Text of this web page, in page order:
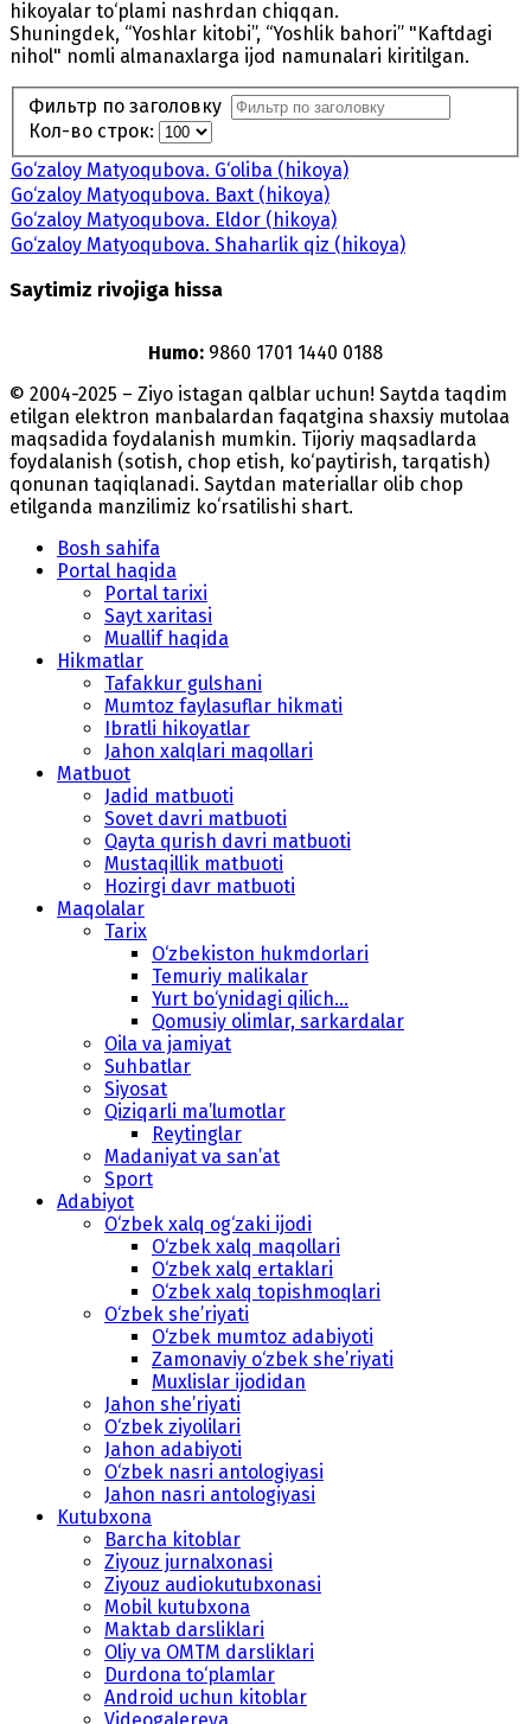
hikoyalar to‘plami nashrdan chiqqan.
Shuningdek, “Yoshlar kitobi”, “Yoshlik bahori” "Kaftdagi
nihol" nomli almanaxlarga ijod namunalari kiritilgan.
Фильтр по заголовку
Кол-во строк:
Go‘zaloy Matyoqubova. G‘oliba (hikoya)
Go‘zaloy Matyoqubova. Baxt (hikoya)
Go‘zaloy Matyoqubova. Eldor (hikoya)
Go‘zaloy Matyoqubova. Shaharlik qiz (hikoya)
Saytimiz rivojiga hissa
Humo: 9860 1701 1440 0188
© 2004-2025 – Ziyo istagan qalblar uchun! Saytda taqdim
etilgan elektron manbalardan faqatgina shaxsiy mutolaa
maqsadida foydalanish mumkin. Tijoriy maqsadlarda
foydalanish (sotish, chop etish, ko‘paytirish, tarqatish)
qonunan taqiqlanadi. Saytdan materiallar olib chop
etilganda manzilimiz koʻrsatilishi shart.
Bosh sahifa
Portal haqida
Portal tarixi
Sayt xaritasi
Muallif haqida
Hikmatlar
Tafakkur gulshani
Mumtoz faylasuflar hikmati
Ibratli hikoyatlar
Jahon xalqlari maqollari
Matbuot
Jadid matbuoti
Sovet davri matbuoti
Qayta qurish davri matbuoti
Mustaqillik matbuoti
Hozirgi davr matbuoti
Maqolalar
Tarix
O‘zbekiston hukmdorlari
Temuriy malikalar
Yurt bo‘ynidagi qilich...
Qomusiy olimlar, sarkardalar
Oila va jamiyat
Suhbatlar
Siyosat
Qiziqarli ma’lumotlar
Reytinglar
Madaniyat va san’at
Sport
Adabiyot
O‘zbek xalq og‘zaki ijodi
O‘zbek xalq maqollari
O‘zbek xalq ertaklari
O‘zbek xalq topishmoqlari
O‘zbek she’riyati
O‘zbek mumtoz adabiyoti
Zamonaviy o‘zbek she’riyati
Muxlislar ijodidan
Jahon she’riyati
O‘zbek ziyolilari
Jahon adabiyoti
O‘zbek nasri antologiyasi
Jahon nasri antologiyasi
Kutubxona
Barcha kitoblar
Ziyouz jurnalxonasi
Ziyouz audiokutubxonasi
Mobil kutubxona
Maktab darsliklari
Oliy va OMTM darsliklari
Durdona to‘plamlar
Android uchun kitoblar